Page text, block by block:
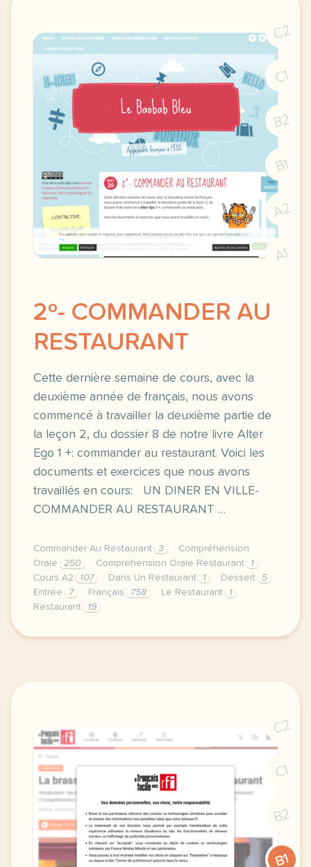
C2
C1
B2
B1
A2
A1
2º- COMMANDER AU
RESTAURANT
Cette dernière semaine de cours, avec la
deuxième année de français, nous avons
commencé à travailler la deuxième partie de
la leçon 2, du dossier 8 de notre livre Alter
Ego 1 +: commander au restaurant. Voici les
documents et exercices que nous avons
travaillés en cours: UN DINER EN VILLE-
COMMANDER AU RESTAURANT …
Commander Au Restaurant 3
Compréhension
Orale
250 Compréhension Orale Restaurant
1
Cours A2
107 Dans Un Restaurant 1 Dessert
5
Entrée
7 Français 758 Le Restaurant
1
Restaurant
19
image elrinconsingluten blogspot comcette
C2
C1
B2
B1